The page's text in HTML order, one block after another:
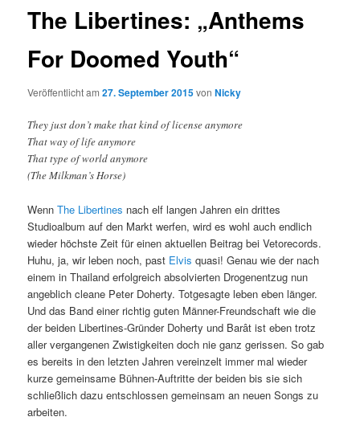
The Libertines: „Anthems
For Doomed Youth“
Veröffentlicht am27. September 2015vonNicky
They just don’t make that kind of license anymore
That way of life anymore
That type of world anymore
(The Milkman’s Horse)
WennThe Libertines nach elf langen Jahren ein drittes
Studioalbum auf den Markt werfen, wird es wohl auch endlich
wieder höchste Zeit für einen aktuellen Beitrag bei Vetorecords.
Huhu, ja, wir leben noch, past Elvis quasi! Genau wie der nach
einem in Thailand erfolgreich absolvierten Drogenentzug nun
angeblich cleane Peter Doherty. Totgesagte leben eben länger.
Und das Band einer richtig guten Männer-Freundschaft wie die
der beiden Libertines-Gründer Doherty und Barât ist eben trotz
aller vergangenen Zwistigkeiten doch nie ganz gerissen. So gab
es bereits in den letzten Jahren vereinzelt immer mal wieder
kurze gemeinsame Bühnen-Auftritte der beiden bis sie sich
schließlich dazu entschlossen gemeinsam an neuen Songs zu
arbeiten.